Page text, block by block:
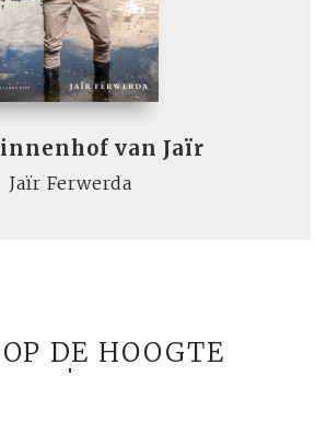
van Jaïr
Jaïr Ferwerda
DE HOOGTE